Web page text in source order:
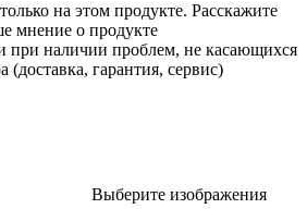
на этом продукте. Расскажите
мнение о продукте
при наличии проблем, не касающихся
(доставка, гарантия, сервис)
Выберите изображения